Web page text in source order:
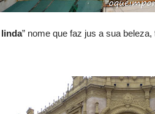
linda” nome que faz jus a sua